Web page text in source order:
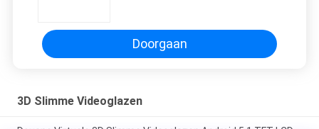
Doorgaan
3D Slimme Videoglazen